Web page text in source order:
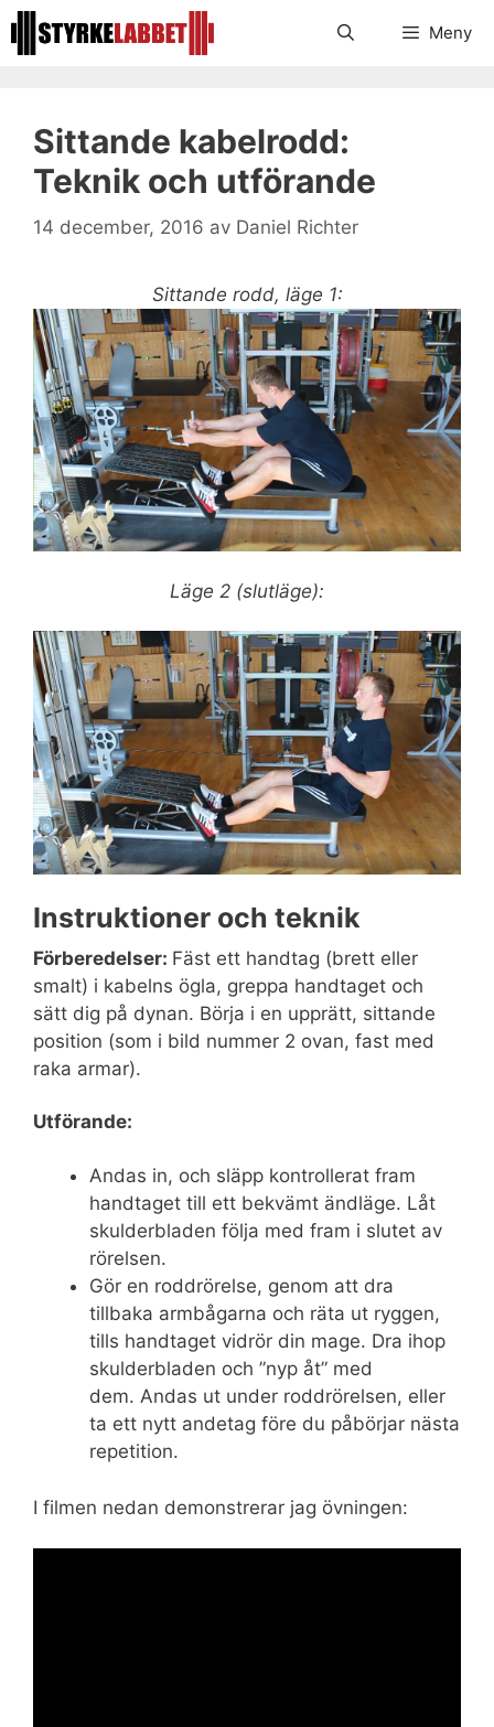
Hoppa
till
Meny
Sittande kabelrodd:
Teknik och utförande
14 december, 2016 av Daniel Richter
Sittande rodd, läge 1:
Läge 2 (slutläge):
Instruktioner och teknik
Förberedelser: Fäst ett handtag (brett eller
smalt) i kabelns ögla, greppa handtaget och
sätt dig på dynan. Börja i en upprätt, sittande
position (som i bild nummer 2 ovan, fast med
raka armar).
Utförande:
Andas in, och släpp kontrollerat fram
handtaget till ett bekvämt ändläge. Låt
skulderbladen följa med fram i slutet av
rörelsen.
Gör en roddrörelse, genom att dra
tillbaka armbågarna och räta ut ryggen,
tills handtaget vidrör din mage. Dra ihop
skulderbladen och ”nyp åt” med
dem. Andas ut under roddrörelsen, eller
ta ett nytt andetag före du påbörjar nästa
repetition.
I filmen nedan demonstrerar jag övningen: